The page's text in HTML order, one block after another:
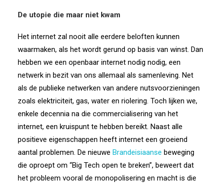
De utopie die maar niet kwam
Het internet zal nooit alle eerdere beloften kunnen
waarmaken, als het wordt gerund op basis van winst. Dan
hebben we een openbaar internet nodig nodig, een
netwerk in bezit van ons allemaal als samenleving. Net
als de publieke netwerken van andere nutsvoorzieningen
zoals elektriciteit, gas, water en riolering. Toch lijken we,
enkele decennia na die commercialisering van het
internet, een kruispunt te hebben bereikt. Naast alle
positieve eigenschappen heeft internet een groeiend
aantal problemen. De nieuwe Brandeisiaanse beweging
die oproept om “Big Tech open te breken”, beweert dat
het probleem vooral de monopolisering en macht is die